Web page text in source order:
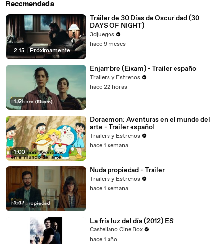
Recomendada
2:15 Próximamente
Tráiler de 30 Días de Oscuridad (30
DAYS OF NIGHT)
3djuegos
hace 9 meses
1:51
Enjambre (Eixam) - Trailer español
Trailers y Estrenos
hace 22 horas
1:00
Doraemon: Aventuras en el mundo del
arte - Trailer español
Trailers y Estrenos
hace 1 semana
1:42
Nuda propiedad - Trailer
Trailers y Estrenos
hace 1 semana
La fría luz del día (2012) ES
Castellano Cine Box
hace 1 año